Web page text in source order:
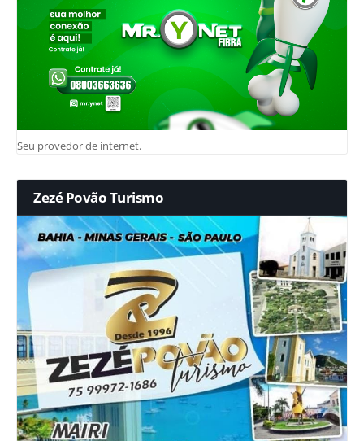
Seu provedor de internet.
Zezé Povão Turismo